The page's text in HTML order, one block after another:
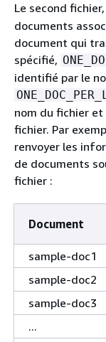
Le second fichier,
documents
document qui
spécifié,
identifié par le
nom du fichier et
fichier. Par
renvoyer les
de documents
fichier :
Document
sample-doc1
sample-doc2
sample-doc3
...